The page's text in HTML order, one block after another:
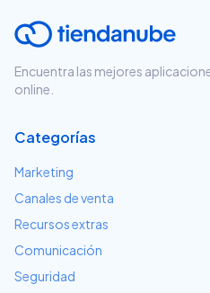
Encuentra las mejores
online.
Categorías
Marketing
Canales de venta
Recursos extras
Comunicación
Seguridad